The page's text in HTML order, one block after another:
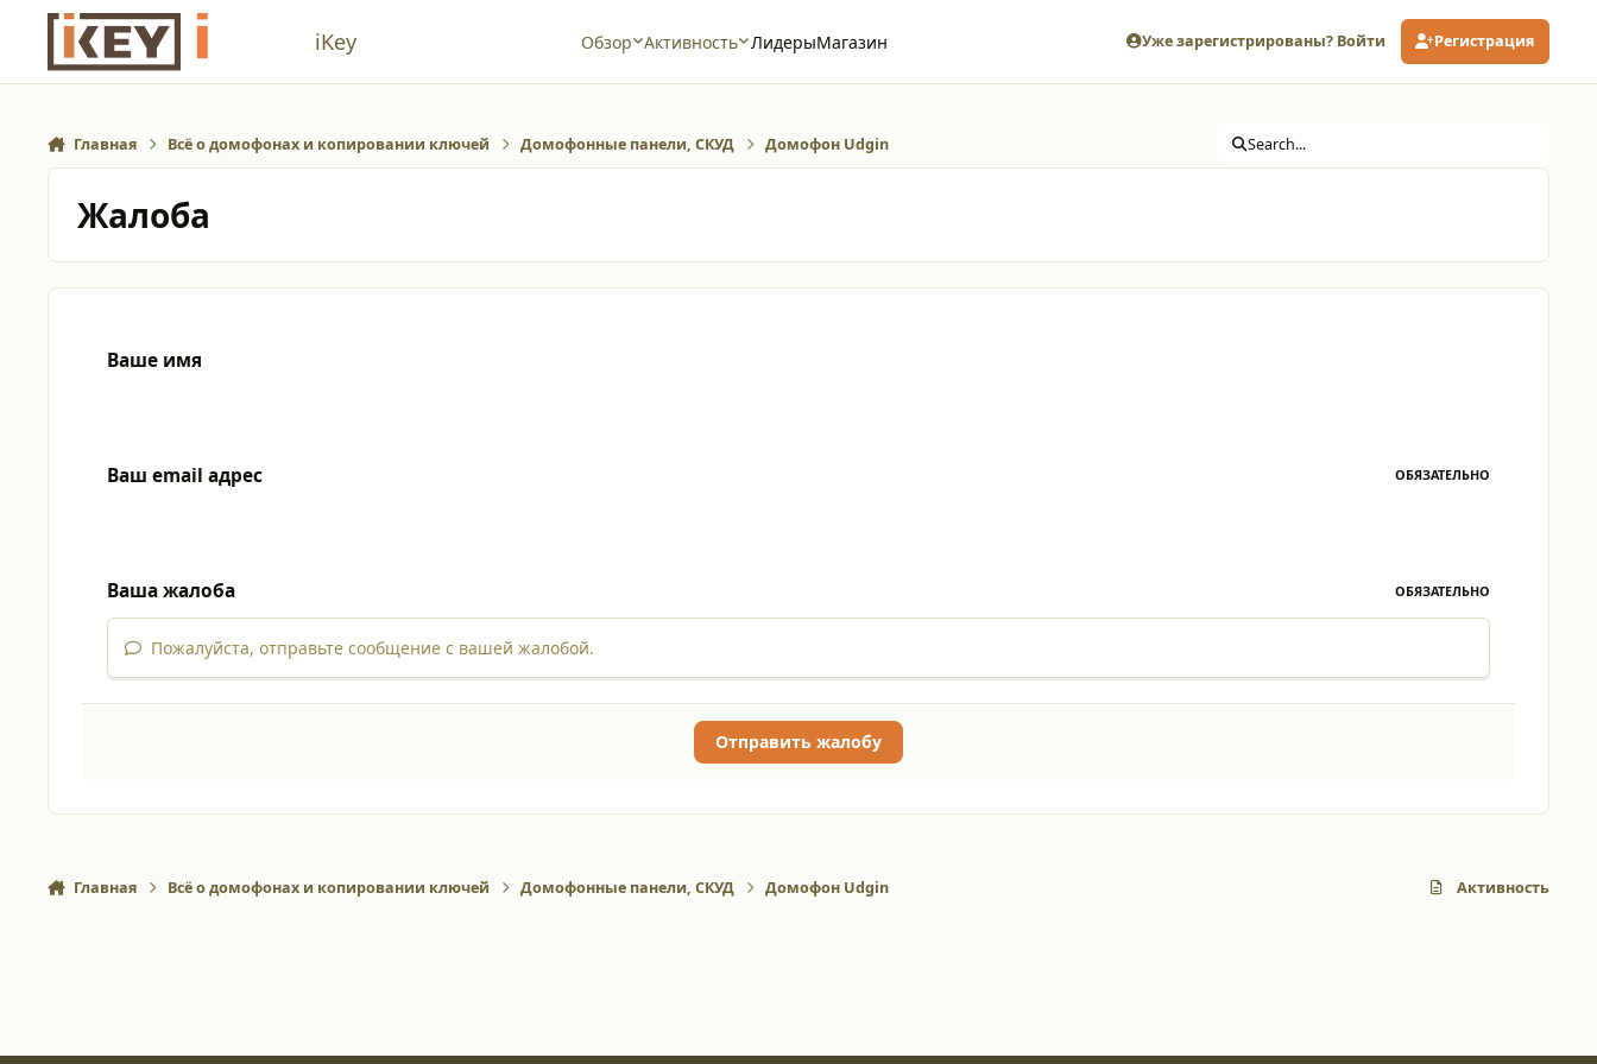
Перейти к содержанию
iKey Обзор Активность ЛидерыМагазин Уже зарегистрированы? Войти Регистрация
Главная Всё о домофонах и копировании ключей Домофонные панели, СКУД Домофон Udgin Search...
Жалоба
Ваше имя
Ваш email адрес ОБЯЗАТЕЛЬНО
Ваша жалоба ОБЯЗАТЕЛЬНО
Пожалуйста, отправьте сообщение с вашей жалобой.
Отправить жалобу
Главная Всё о домофонах и копировании ключей Домофонные панели, СКУД Домофон Udgin Активность